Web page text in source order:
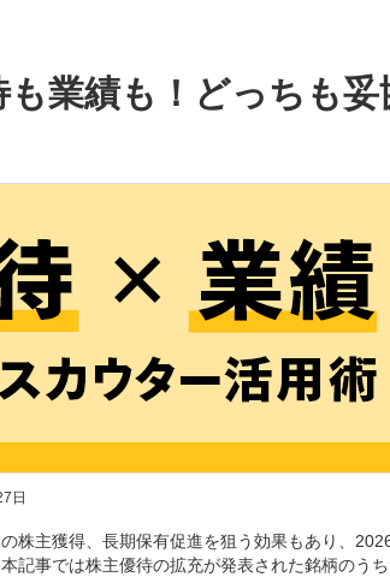
も業績も！どっちも
日
株主獲得、長期保有促進を狙う効果もあり、
記事では株主優待の拡充が発表された銘柄のう